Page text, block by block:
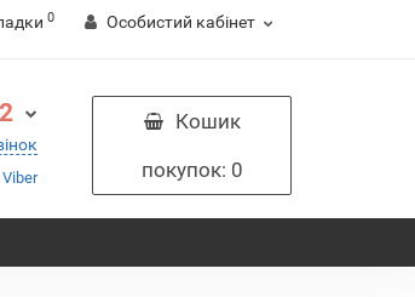
0 Особистий кабінет
Кошик
покупок: 0